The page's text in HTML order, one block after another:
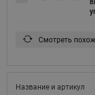
Смотреть